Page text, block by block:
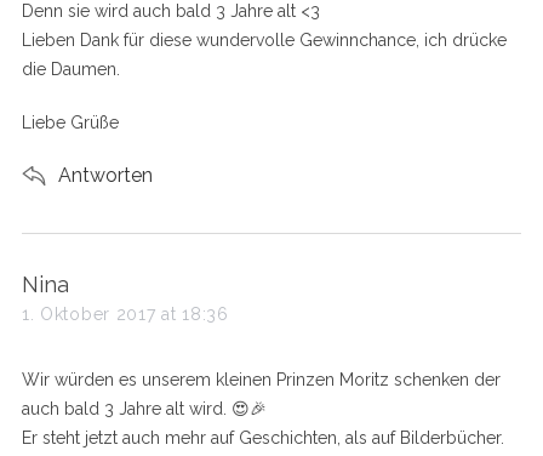
Denn sie wird auch bald 3 Jahre alt <3
Lieben Dank für diese wundervolle Gewinnchance, ich drücke
die Daumen.
Liebe Grüße
Antworten
s
a
s
:
Nina
1. Oktober 2017 at 18:36
Wir würden es unserem kleinen Prinzen Moritz schenken der
auch bald 3 Jahre alt wird. 😍🎉
Er steht jetzt auch mehr auf Geschichten, als auf Bilderbücher.